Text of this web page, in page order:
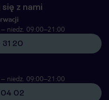
z nami
niedz. 09:00–21:00
20
niedz. 09:00–21:00
02